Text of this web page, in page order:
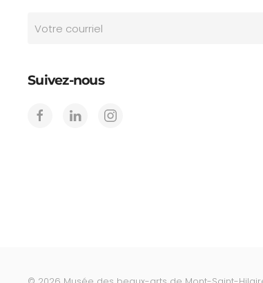
Suivez-nous